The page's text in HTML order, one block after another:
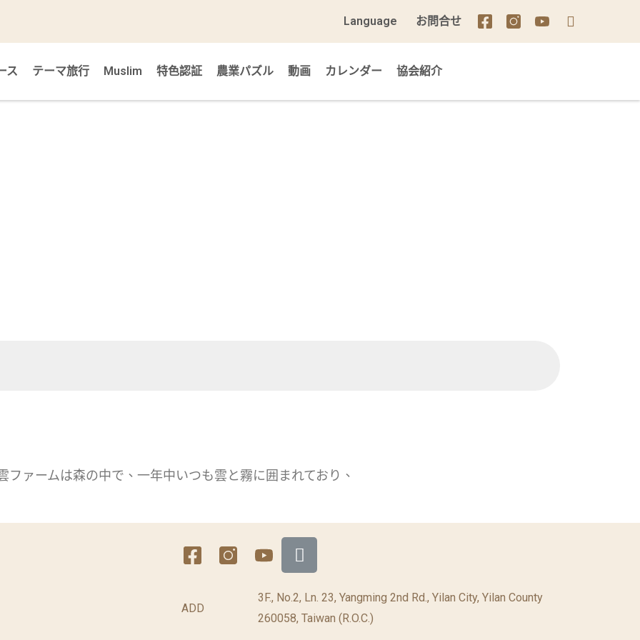
Language お問合せ
ス テーマ旅行 Muslim 特色認証 農業パズル 動画 カレンダー 協会紹介
ファームは森の中で、一年中いつも雲と霧に囲まれており、
ADD
3F., No.2, Ln. 23, Yangming 2nd Rd., Yilan City, Yilan County
260058, Taiwan (R.O.C.)